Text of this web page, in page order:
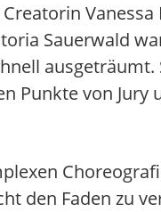
Sauerwald
ausgeträumt.
Punkte von Jury
den Faden zu